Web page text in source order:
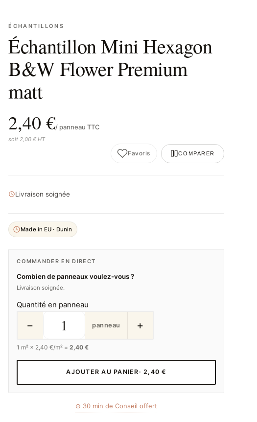
ÉCHANTILLONS
Échantillon Mini Hexagon
B&W Flower Premium
matt
2,40 €/ panneau TTC
soit 2,00 € HT
Favoris COMPARER
Livraison soignée
Made in EU · Dunin
COMMANDER EN DIRECT
Combien de panneaux voulez-vous ?
Livraison soignée.
Quantité en panneau
− panneau +
1 m² × 2,40 €/m² =2,40 €
AJOUTER AU PANIER · 2,40 €
⊙ 30 min de Conseil offert